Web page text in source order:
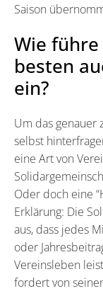
Saison
Wie führe
besten
ein?
Um das genauer
selbst
eine Art von
Oder doch eine
Erklärung: Die
aus, dass jedes
oder
Vereinsleben
fordert von